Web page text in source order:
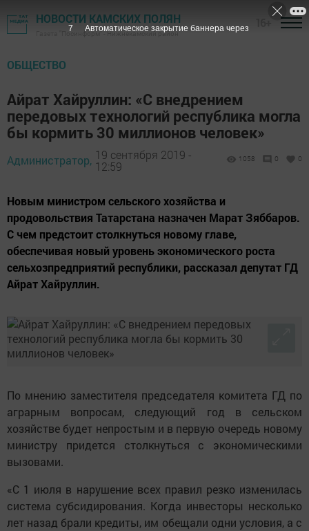
НОВОСТИ КАМСКИХ ПОЛЯН
Газета "Посинформ" - Нижнекамский район
ОБЩЕСТВО
Айрат Хайруллин: «С внедрением
передовых технологий республика могла
бы кормить 30 миллионов человек»
Администратор, 19 сентября 2019 -
12:59
1058 0 0
Новым министром сельского хозяйства и
продовольствия Татарстана назначен Марат Зяббаров.
С чем предстоит столкнуться новому главе,
обеспечивая новый уровень экономического роста
сельхозпредприятий республики, рассказал депутат ГД
Айрат Хайруллин.
По мнению заместителя председателя комитета ГД по
аграрным вопросам, следующий год в сельском
хозяйстве будет непростым и в первую очередь новому
министру придется столкнуться с экономическими
вызовами.
«С 1 июля в нарушение всех правил резко изменилась
система субсидирования. Когда инвесторы несколько
лет назад брали кредиты, им обещали одни условия, а с
6 Автоматическое закрытие баннера через